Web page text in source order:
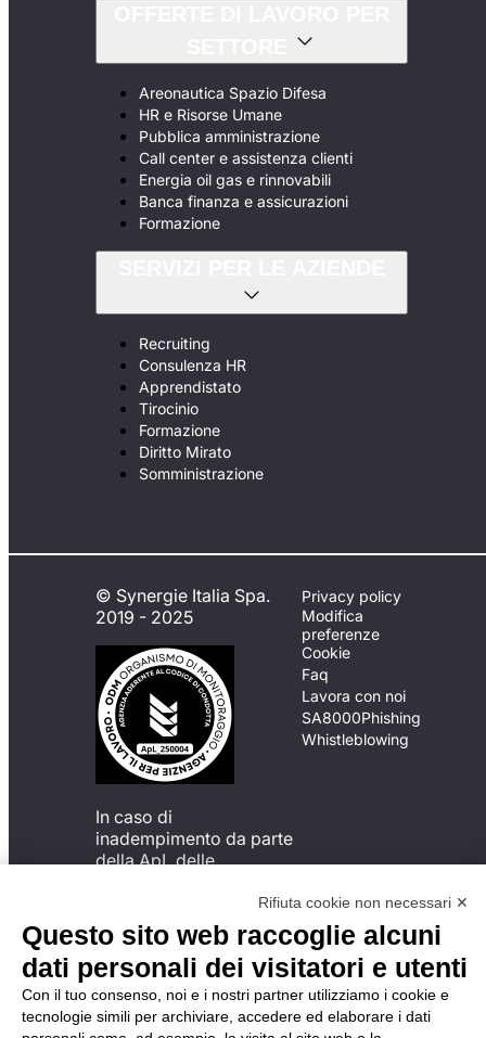
Areonautica Spazio Difesa
HR e Risorse Umane
Pubblica amministrazione
Call center e assistenza clienti
Energia oil gas e rinnovabili
Banca finanza e assicurazioni
Formazione
Recruiting
Consulenza HR
Apprendistato
Tirocinio
Formazione
Diritto Mirato
Somministrazione
© Synergie Italia Spa.
2019 - 2025
In caso di
inadempimento da parte
della ApL delle
del Codice di Condotta, è
possibile presentare un
reclamo
all’Organismo di
Monitoraggio utilizzando
una delle modalità
descritte al seguente
Privacy policy
Modifica
preferenze
Cookie
Faq
Lavora con noi
SA8000Phishing
Whistleblowing
Rifiuta cookie non necessari ✕
Questo sito web raccoglie alcuni
dati personali dei visitatori e utenti
Con il tuo consenso, noi e i nostri partner utilizziamo i cookie e
tecnologie simili per archiviare, accedere ed elaborare i dati